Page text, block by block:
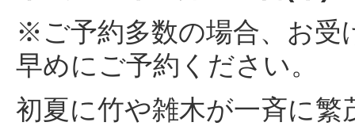
※ご予約多数の場合、お受
早めにご予約ください。
初夏に竹や雑木が一斉に